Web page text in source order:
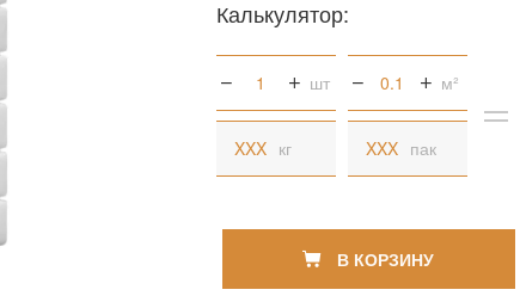
Калькулятор:
шт м²
кг пак
В КОРЗИНУ